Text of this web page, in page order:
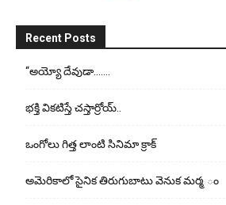
Recent Posts
“అయ్యో దేవుడా…….
భ‌క్తి విక‌టిస్తే చ‌స్తార్రోయ్‌..
ఒంగోలు గిత్త లాంటి సినిమా క్రాక్
అమెరికాలో సైనిక తిరుగుబాటు వెనుక మర్మ ం